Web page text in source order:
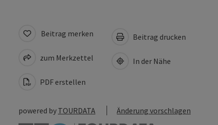
Beitrag merken
zum Merkzettel
PDF erstellen
Beitrag drucken
In der Nähe
powered by TOURDATA Änderung vorschlagen